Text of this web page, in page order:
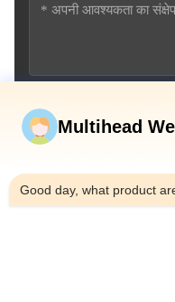
Multihead
Good day, what product